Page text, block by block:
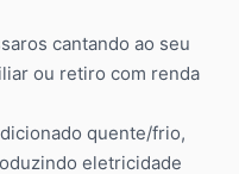
cantando ao seu
ou retiro com renda
quente/frio,
eletricidade